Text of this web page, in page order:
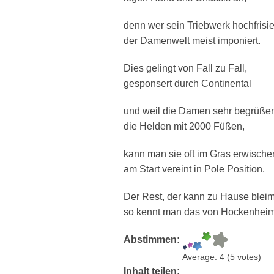
denn wer sein Triebwerk
der Damenwelt meist imponiert.
Dies gelingt von Fall zu Fall,
gesponsert durch Continental
und weil die Damen sehr
die Helden mit 2000 Füßen,
kann man sie oft im Gras
am Start vereint in Pole Position.
Der Rest, der kann zu Hause
so kennt man das von
Abstimmen:
Average: 4 (5 votes)
Inhalt teilen: